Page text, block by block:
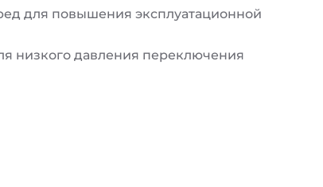
для повышения эксплуатационной
низкого давления переключения